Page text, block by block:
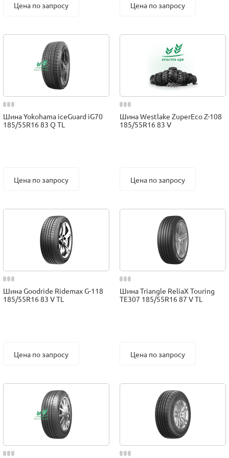
Цена по запросу Цена по запросу
Шина Yokohama iceGuard iG70
185/55R16 83 Q TL
Цена по запросу
Шина Westlake ZuperEco Z-108
185/55R16 83 V
Цена по запросу
Шина Goodride Ridemax G-118
185/55R16 83 V TL
Цена по запросу
Шина Triangle ReliaX Touring
TE307 185/55R16 87 V TL
Цена по запросу